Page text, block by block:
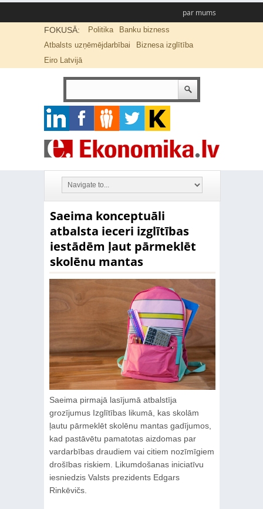
par mums
FOKUSĀ: Politika
Banku bizness
Atbalsts uzņēmējdarbībai
Biznesa izglītība
Eiro Latvijā
Saeima konceptuāli
atbalsta ieceri izglītības
iestādēm ļaut pārmeklēt
skolēnu mantas
Saeima pirmajā lasījumā atbalstīja
grozījumus Izglītības likumā, kas skolām
ļautu pārmeklēt skolēnu mantas gadījumos,
kad pastāvētu pamatotas aizdomas par
vardarbības draudiem vai citiem nozīmīgiem
drošības riskiem. Likumdošanas iniciatīvu
iesniedzis Valsts prezidents Edgars
Rinkēvičs.